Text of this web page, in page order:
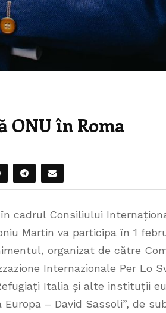
în Roma
cadrul Consiliului
Martin va participa în 1
organizat de către
Internazionale Per Lo
Italia și alte instituții
– David Sassoli”, de